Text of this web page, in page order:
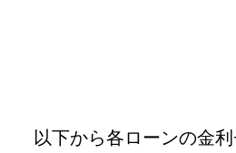
以下から各ローンの金